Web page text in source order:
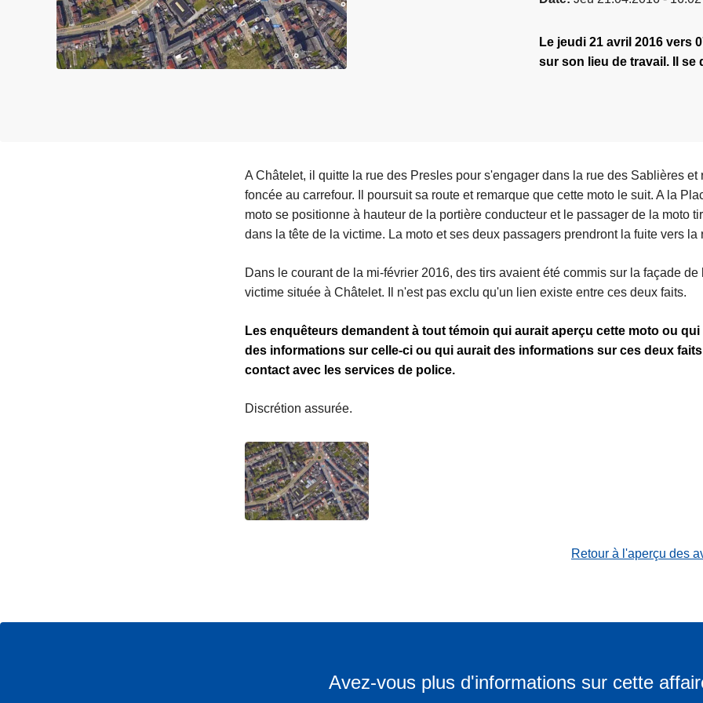
Le jeudi 21 avril 2016 vers
sur son lieu de travail. Il se
A Châtelet, il quitte la rue des Presles pour s'engager dans la rue des Sablières et
foncée au carrefour. Il poursuit sa route et remarque que cette moto le suit. A la
moto se positionne à hauteur de la portière conducteur et le passager de la moto
dans la tête de la victime. La moto et ses deux passagers prendront la fuite vers la
Dans le courant de la mi-février 2016, des tirs avaient été commis sur la façade
victime située à Châtelet. Il n'est pas exclu qu'un lien existe entre ces deux faits.
Les enquêteurs demandent à tout témoin qui aurait aperçu cette moto ou
des informations sur celle-ci ou qui aurait des informations sur ces deux faits
contact avec les services de police.
Discrétion assurée.
Retour à l'aperçu des
Avez-vous plus d'informations sur cette